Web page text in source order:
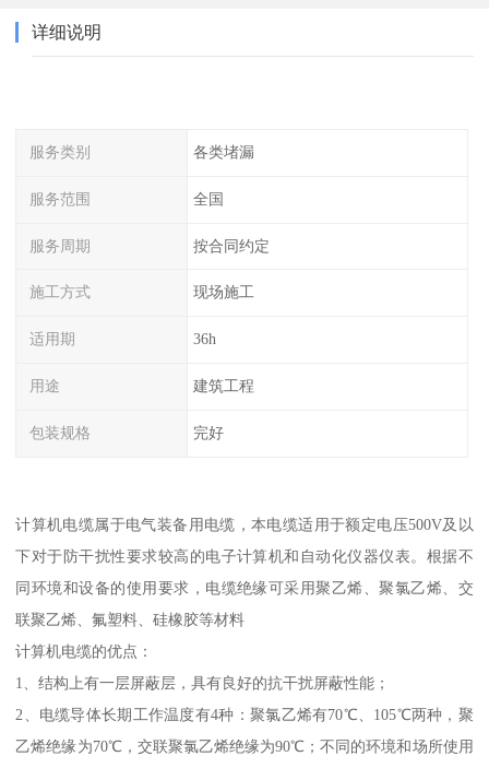
详细说明
服务类别 各类堵漏
服务范围 全国
服务周期 按合同约定
施工方式 现场施工
适用期 36h
用途 建筑工程
包装规格 完好
计算机电缆属于电气装备用电缆，本电缆适用于额定电压500V及以
下对于防干扰性要求较高的电子计算机和自动化仪器仪表。根据不
同环境和设备的使用要求，电缆绝缘可采用聚乙烯、聚氯乙烯、交
联聚乙烯、氟塑料、硅橡胶等材料
计算机电缆的优点：
1、结构上有一层屏蔽层，具有良好的抗干扰屏蔽性能；
2、电缆导体长期工作温度有4种：聚氯乙烯有70℃、105℃两种，聚
乙烯绝缘为70℃，交联聚氯乙烯绝缘为90℃；不同的环境和场所使用